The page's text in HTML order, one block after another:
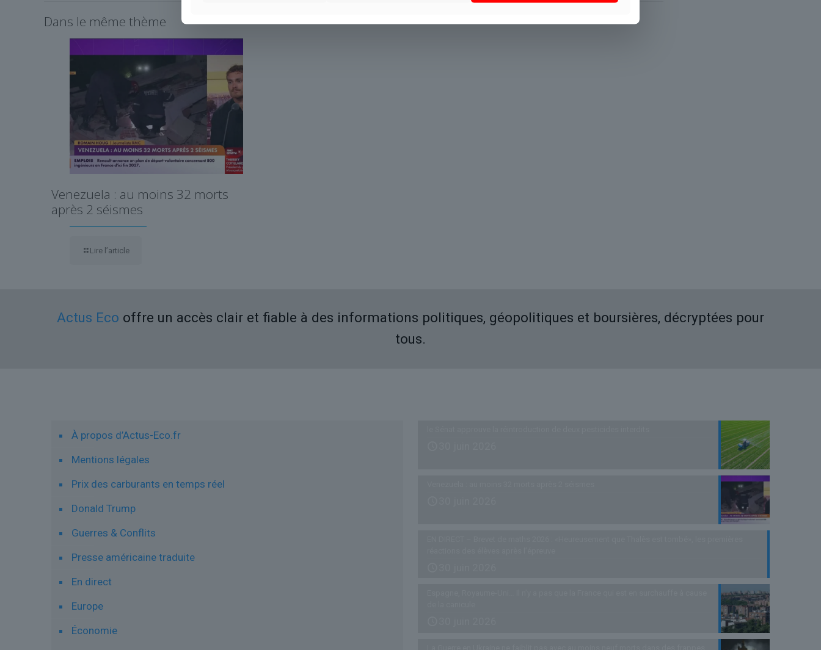
Dans le même thème
Venezuela : au moins 32 morts
après 2 séismes
Lire l’article
Actus Eco offre un accès clair et fiable à des informations politiques, géopolitiques et boursières, décryptées pour
tous.
À propos d’Actus-Eco.fr
Mentions légales
Prix des carburants en temps réel
Donald Trump
Guerres & Conflits
Presse américaine traduite
En direct
Europe
Économie